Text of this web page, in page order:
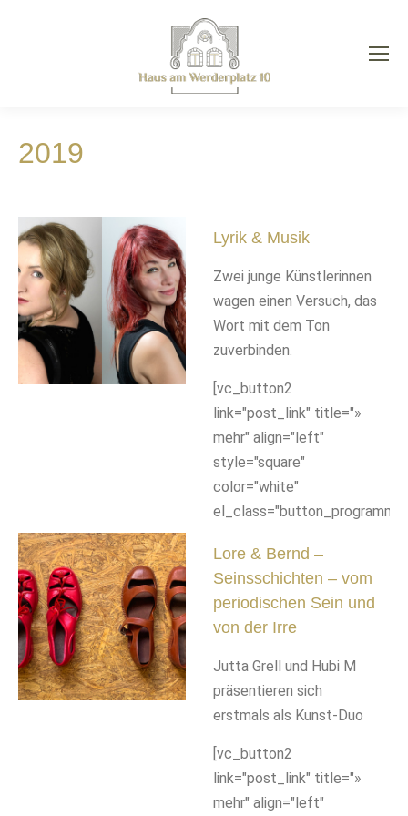
2019
Lyrik & Musik
Zwei junge Künstlerinnen
wagen einen Versuch, das
Wort mit dem Ton
zuverbinden.
[vc_button2
link="post_link" title="»
mehr" align="left"
style="square"
color="white"
el_class="button_programm"]
Lore & Bernd –
Seinsschichten – vom
periodischen Sein und
von der Irre
Jutta Grell und Hubi M
präsentieren sich
erstmals als Kunst-Duo
[vc_button2
link="post_link" title="»
mehr" align="left"